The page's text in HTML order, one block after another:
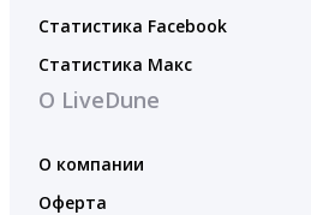
Статистика Facebook
Статистика Макс
О LiveDune
О компании
Оферта